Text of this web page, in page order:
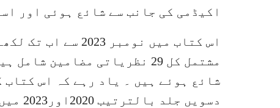
اکیڈمی کی جانب سے شائع ہوئی اور
اس کتاب میں نومبر
مشتمل کل 29 نظریاتی
شائع ہوئے ہیں ۔ یاد رہے کہ اس
دسویں جلد بالترتیب 2020اور2023 میں شائع ہو چکی ہے ۔